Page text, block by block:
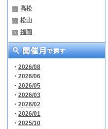
高松
松山
福岡
・ 2026/08
・ 2026/06
・ 2026/05
・ 2026/03
・ 2026/02
・ 2026/01
・ 2025/10